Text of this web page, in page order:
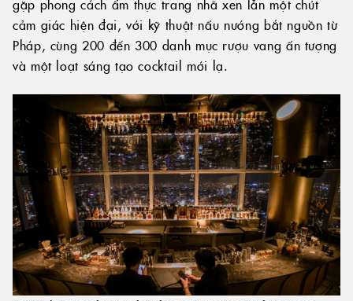
gặp phong cách ẩm thực trang nhã xen lẫn một chút
cảm giác hiện đại, với kỹ thuật nấu nướng bắt nguồn từ
Pháp, cùng 200 đến 300 danh mục rượu vang ấn tượng
và một loạt sáng tạo cocktail mới lạ.